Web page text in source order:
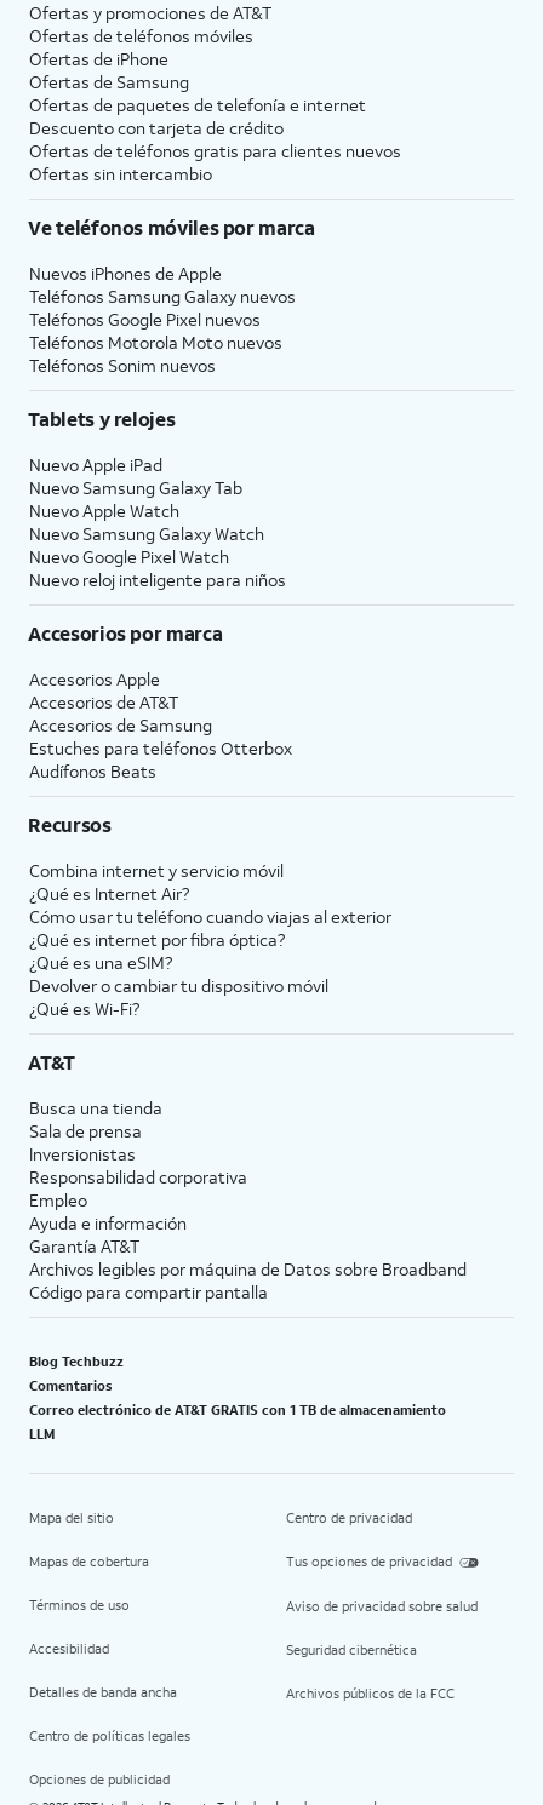
Ofertas y promociones de AT&T
Ofertas de teléfonos móviles
Ofertas de iPhone
Ofertas de Samsung
Ofertas de paquetes de telefonía e internet
Descuento con tarjeta de crédito
Ofertas de teléfonos gratis para clientes nuevos
Ofertas sin intercambio
Ve teléfonos móviles por marca
Nuevos iPhones de Apple
Teléfonos Samsung Galaxy nuevos
Teléfonos Google Pixel nuevos
Teléfonos Motorola Moto nuevos
Teléfonos Sonim nuevos
Tablets y relojes
Nuevo Apple iPad
Nuevo Samsung Galaxy Tab
Nuevo Apple Watch
Nuevo Samsung Galaxy Watch
Nuevo Google Pixel Watch
Nuevo reloj inteligente para niños
Accesorios por marca
Accesorios Apple
Accesorios de AT&T
Accesorios de Samsung
Estuches para teléfonos Otterbox
Audífonos Beats
Recursos
Combina internet y servicio móvil
¿Qué es Internet Air?
Cómo usar tu teléfono cuando viajas al exterior
¿Qué es internet por fibra óptica?
¿Qué es una eSIM?
Devolver o cambiar tu dispositivo móvil
¿Qué es Wi-Fi?
AT&T
Busca una tienda
Sala de prensa
Inversionistas
Responsabilidad corporativa
Empleo
Ayuda e información
Garantía AT&T
Archivos legibles por máquina de Datos sobre Broadband
Código para compartir pantalla
Blog Techbuzz
Comentarios
Correo electrónico de AT&T GRATIS con 1 TB de almacenamiento
LLM
Mapa del sitio
Mapas de cobertura
Términos de uso
Accesibilidad
Detalles de banda ancha
Centro de políticas legales
Opciones de publicidad
Centro de privacidad
Tus opciones de privacidad
Aviso de privacidad sobre salud
Seguridad cibernética
Archivos públicos de la FCC